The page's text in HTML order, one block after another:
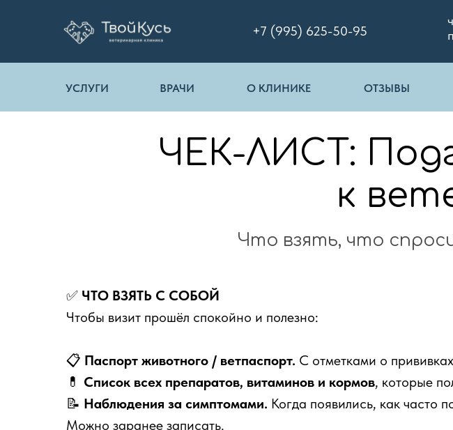
УСЛУГИ ВРАЧИ О КЛИНИКЕ ОТЗЫВЫ
+7 (995) 625-50-95
Что взять, что
ЧЕК-ЛИСТ:
к
✅ ЧТО ВЗЯТЬ С СОБОЙ
Чтобы визит прошёл спокойно и полезно:
📋 Паспорт животного / ветпаспорт. С отметками о
💊 Список всех препаратов, витаминов и кормов, которые
📝 Наблюдения за симптомами. Когда появились, как часто
Можно заранее записать.